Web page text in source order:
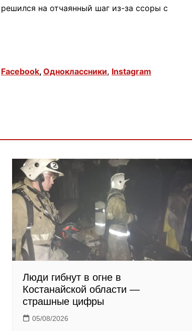
на отчаянный шаг из-за ссоры с
Facebook, Одноклассники, Instagram
Люди гибнут в огне в
Костанайской области —
страшные цифры
05/08/2026